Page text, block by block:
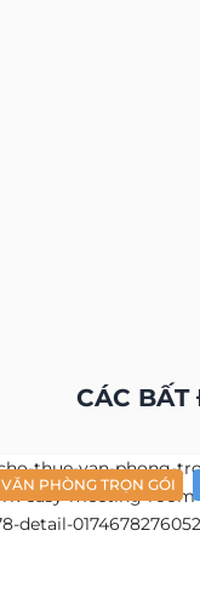
CÁC BẤT
VĂN PHÒNG TRỌN GÓI